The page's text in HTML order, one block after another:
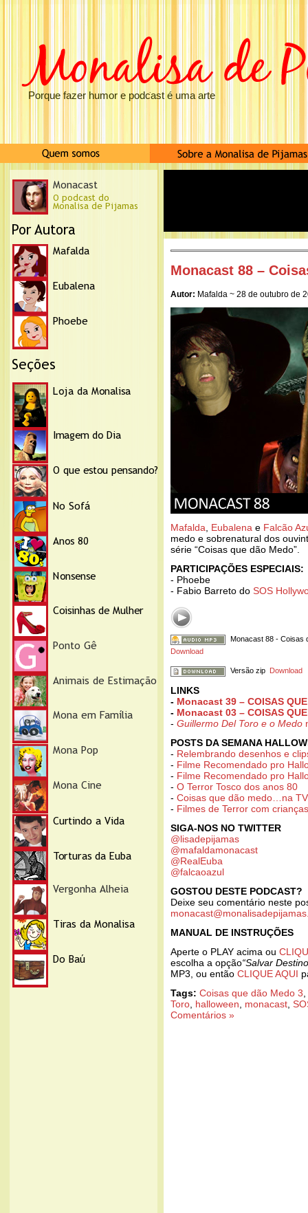
Porque fazer humor e podcast é uma arte
Monacast 88 –
Autor: Mafalda ~ 28 de outubro de
Mafalda Eubalena e Falcão
medo e sobrenatural dos
série “Coisas que dão Medo”.
PARTICIPAÇÕES ESPECIAIS:
- Phoebe
- Fabio Barreto do SOS
Monacast 88 - Coisas
Download
Versão zip Download
LINKS
- Monacast 39 – COISAS
- Monacast 03 – COISAS
- Guillermo Del Toro e o Medo
POSTS DA SEMANA
- Relembrando desenhos e
- Filme Recomendado pro
- Filme Recomendado pro
- O Terror Tosco dos anos 80
- Coisas que dão medo…na TV
- Filmes de Terror com crianças
SIGA-NOS NO TWITTER
@lisadepijamas
@mafaldamonacast
@RealEuba
@falcaoazul
GOSTOU DESTE PODCAST?
Deixe seu comentário neste
MANUAL DE INSTRUÇÕES
Aperte o PLAY acima ou
escolha a opção“Salvar
MP3, ou então CLIQUE AQUI
Tags: Coisas que dão Medo 3
Toro halloween monacast
Comentários »